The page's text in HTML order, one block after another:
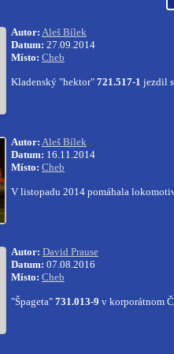
Autor: Aleš Bílek
Datum: 27.09.2014
Místo: Cheb
Kladenský "hektor" 721.517-1 jezdil
Autor: Aleš Bílek
Datum: 16.11.2014
Místo: Cheb
V listopadu 2014 pomáhala
Autor: David Prause
Datum: 07.08.2016
Místo: Cheb
"Špageta" 731.013-9 v korporátnom